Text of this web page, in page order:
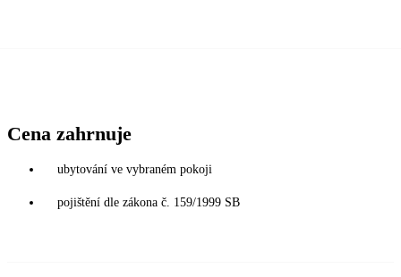
Cena zahrnuje
ubytování ve vybraném pokoji
pojištění dle zákona č. 159/1999 SB